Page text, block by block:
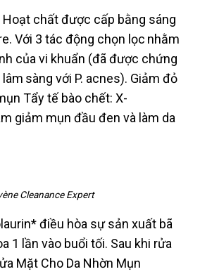
Hoạt chất được cấp bằng sáng
Với 3 tác động chọn lọc nhằm
của vi khuẩn (đã được chứng
sàng với P. acnes). Giảm đỏ
Tẩy tế bào chết: X-
giảm mụn đầu đen và làm da
Cleanance Expert
điều hòa sự sản xuất bã
1 lần vào buổi tối. Sau khi rửa
Mặt Cho Da Nhờn Mụn